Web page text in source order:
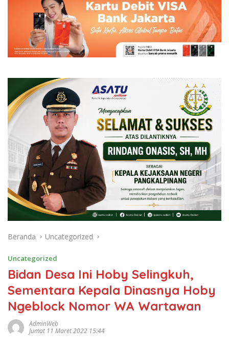
Beranda Uncategorized
Uncategorized
Bidan Desa Ini Hoby Selingkuh,
Sementara Kepala Dinasnya Hoby
Ngeblock Nomor WA Wartawan
AdminWeb
Jumat 11 Maret 2022 15:44